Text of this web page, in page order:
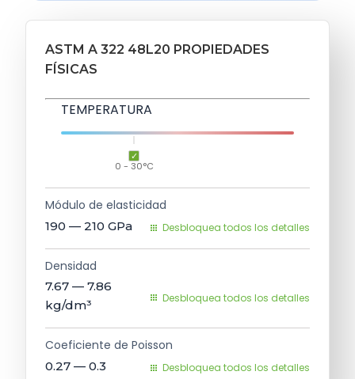
ASTM A 322 48L20 PROPIEDADES
FÍSICAS
TEMPERATURA
0 - 30°C
Módulo de elasticidad
190 — 210 GPa Desbloquea todos los detalles
Densidad
7.67 — 7.86
kg/dm³
Desbloquea todos los detalles
Coeficiente de Poisson
0.27 — 0.3 Desbloquea todos los detalles